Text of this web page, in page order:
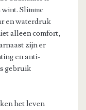
Slimme
en waterdruk
alleen comfort,
zijn er
en anti-
gebruik
het leven